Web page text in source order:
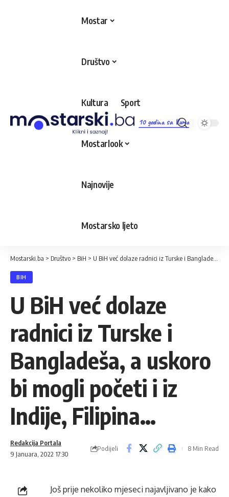
10 godina sa Vama
Mostar
Društvo
Kultura Sport
Mostarlook
Najnovije
Mostarsko ljeto
Mostarski.ba > Društvo > BiH > U BiH već dolaze radnici iz Turske i Bangladeša, a uskoro bi mogli početi i iz Indije, Filipina…
BIH
U BiH već dolaze
radnici iz Turske i
Bangladeša, a uskoro
bi mogli početi i iz
Indije, Filipina…
9 Januara, 2022 17:30
Redakcija Portala
Podijeli 8 Min Read
Još prije nekoliko mjeseci najavljivano je kako